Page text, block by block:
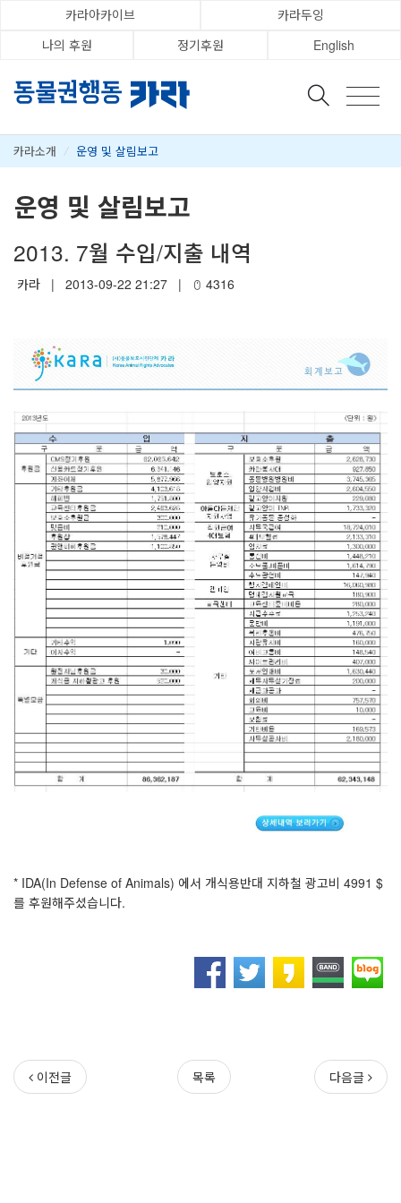
카라아카이브
카라두잉
나의 후원
정기후원 English
카라소개 / 운영 및 살림보고
운영 및 살림보고
2013. 7월 수입/지출 내역
카라 | 2013-09-22 21:27 | 4316
* IDA(In Defense of Animals) 에서 개식용반대 지하철 광고비 4991 $
를 후원해주셨습니다.
이전글 목록 다음글